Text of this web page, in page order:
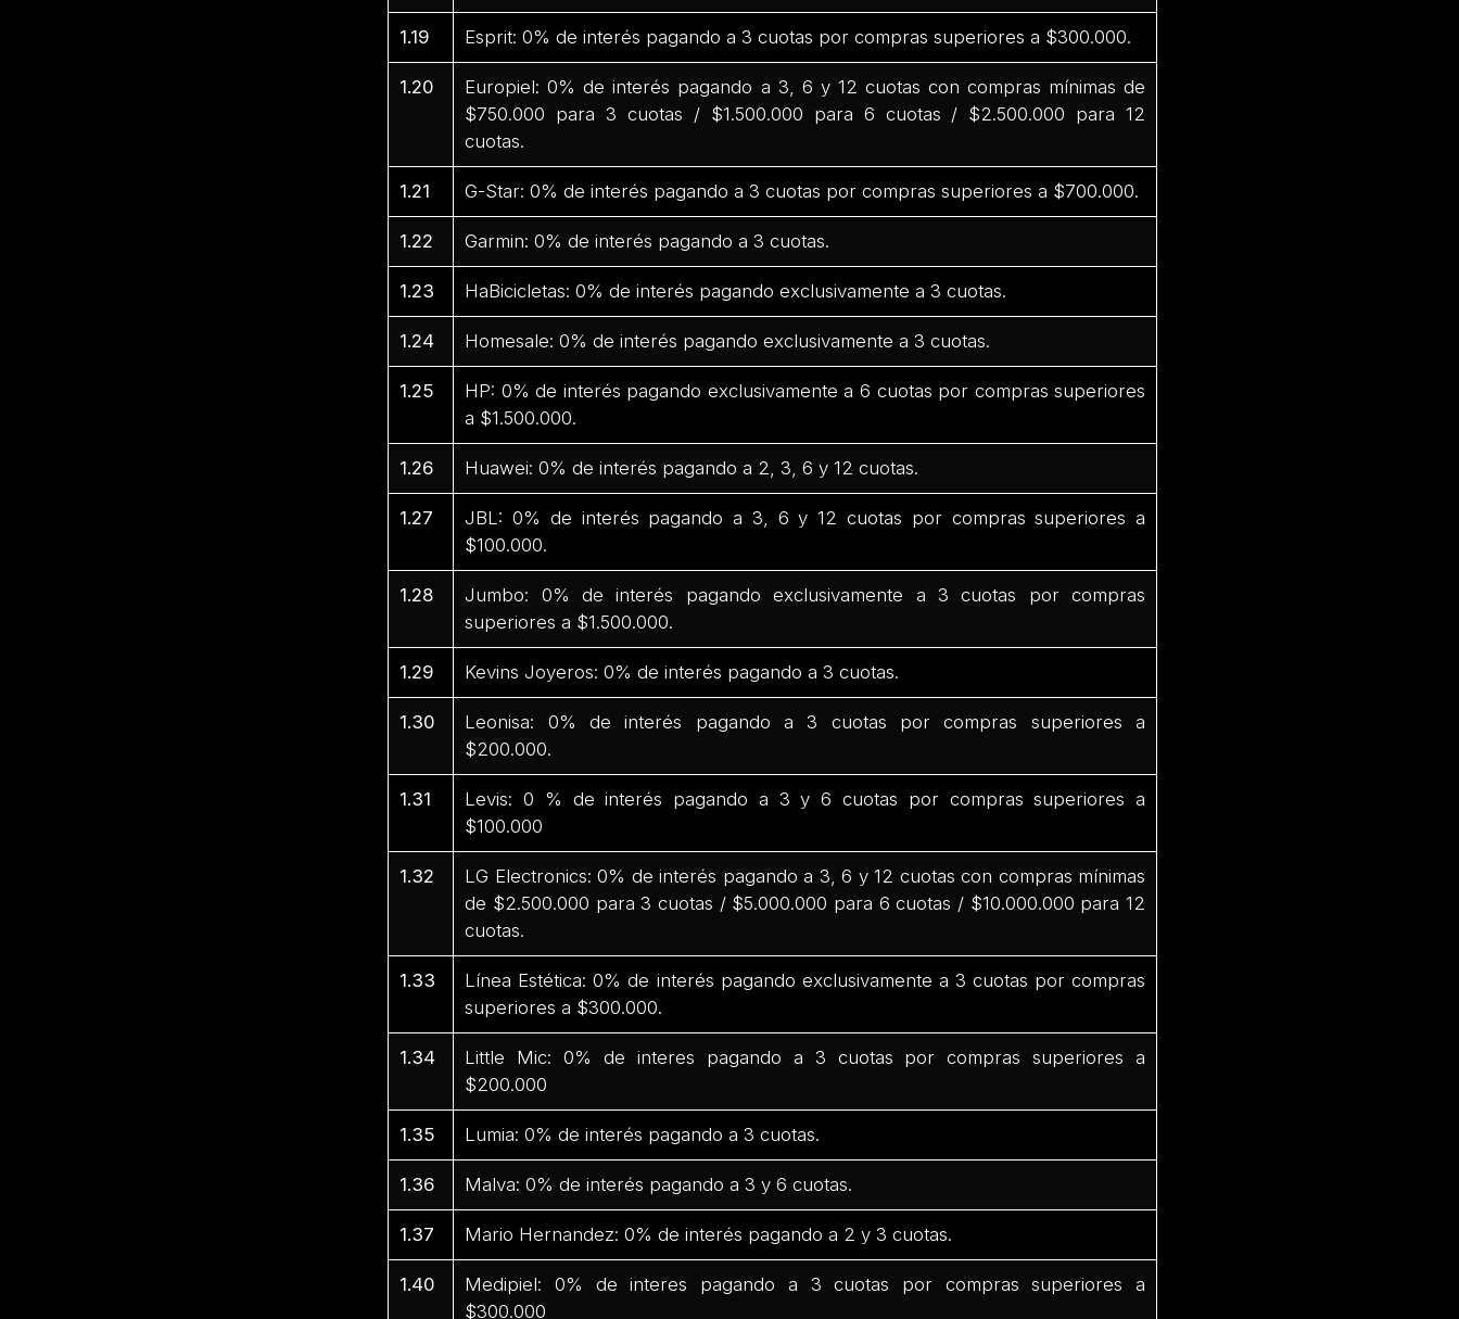
1.19 Esprit: 0% de interés pagando a 3 cuotas por compras superiores a $300.000.
1.20
Europiel: 0% de interés pagando a 3, 6 y 12 cuotas con compras mínimas de
$750.000 para 3 cuotas / $1.500.000 para 6 cuotas / $2.500.000 para 12
cuotas.
1.21 G-Star: 0% de interés pagando a 3 cuotas por compras superiores a $700.000.
1.22 Garmin: 0% de interés pagando a 3 cuotas.
1.23 HaBicicletas: 0% de interés pagando exclusivamente a 3 cuotas.
1.24 Homesale: 0% de interés pagando exclusivamente a 3 cuotas.
1.25
HP: 0% de interés pagando exclusivamente a 6 cuotas por compras superiores
a $1.500.000.
1.26 Huawei: 0% de interés pagando a 2, 3, 6 y 12 cuotas.
1.27
JBL: 0% de interés pagando a 3, 6 y 12 cuotas por compras superiores a
$100.000.
1.28
Jumbo: 0% de interés pagando exclusivamente a 3 cuotas por compras
superiores a $1.500.000.
1.29 Kevins Joyeros: 0% de interés pagando a 3 cuotas.
1.30
Leonisa: 0% de interés pagando a 3 cuotas por compras superiores a
$200.000.
1.31
Levis: 0 % de interés pagando a 3 y 6 cuotas por compras superiores a
$100.000
1.32
LG Electronics: 0% de interés pagando a 3, 6 y 12 cuotas con compras mínimas
de $2.500.000 para 3 cuotas / $5.000.000 para 6 cuotas / $10.000.000 para 12
cuotas.
1.33
Línea Estética: 0% de interés pagando exclusivamente a 3 cuotas por compras
superiores a $300.000.
1.34
Little Mic: 0% de interes pagando a 3 cuotas por compras superiores a
$200.000
1.35 Lumia: 0% de interés pagando a 3 cuotas.
1.36 Malva: 0% de interés pagando a 3 y 6 cuotas.
1.37 Mario Hernandez: 0% de interés pagando a 2 y 3 cuotas.
1.40
Medipiel: 0% de interes pagando a 3 cuotas por compras superiores a
$300.000